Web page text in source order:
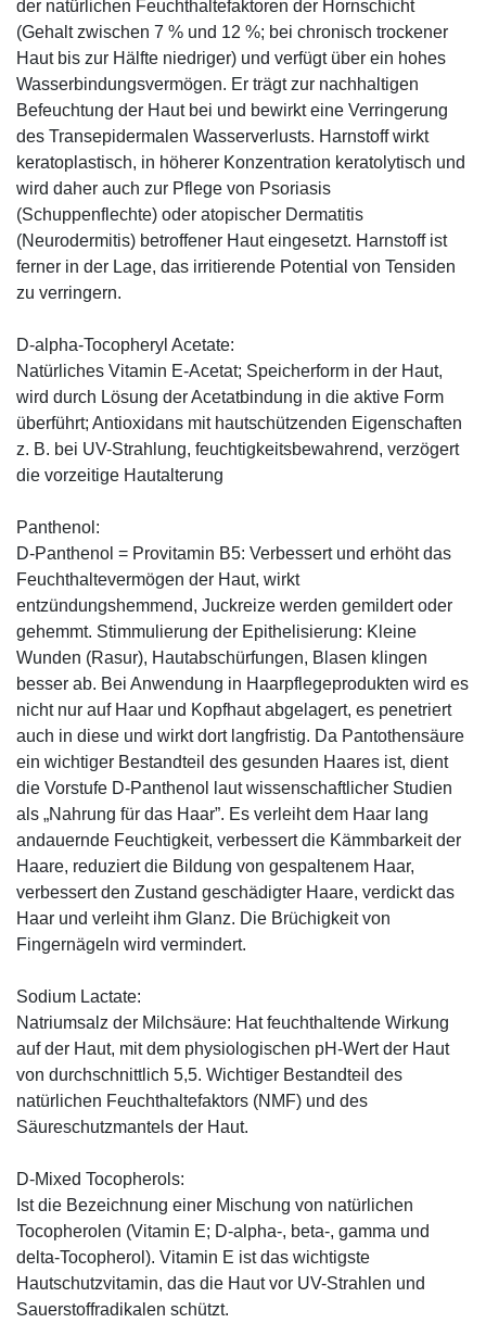
der natürlichen Feuchthaltefaktoren der Hornschicht
(Gehalt zwischen 7 % und 12 %; bei chronisch trockener
Haut bis zur Hälfte niedriger) und verfügt über ein hohes
Wasserbindungsvermögen. Er trägt zur nachhaltigen
Befeuchtung der Haut bei und bewirkt eine Verringerung
des Transepidermalen Wasserverlusts. Harnstoff wirkt
keratoplastisch, in höherer Konzentration keratolytisch und
wird daher auch zur Pflege von Psoriasis
(Schuppenflechte) oder atopischer Dermatitis
(Neurodermitis) betroffener Haut eingesetzt. Harnstoff ist
ferner in der Lage, das irritierende Potential von Tensiden
zu verringern.
D-alpha-Tocopheryl Acetate:
Natürliches Vitamin E-Acetat; Speicherform in der Haut,
wird durch Lösung der Acetatbindung in die aktive Form
überführt; Antioxidans mit hautschützenden Eigenschaften
z. B. bei UV-Strahlung, feuchtigkeitsbewahrend, verzögert
die vorzeitige Hautalterung
Panthenol:
D-Panthenol = Provitamin B5: Verbessert und erhöht das
Feuchthaltevermögen der Haut, wirkt
entzündungshemmend, Juckreize werden gemildert oder
gehemmt. Stimmulierung der Epithelisierung: Kleine
Wunden (Rasur), Hautabschürfungen, Blasen klingen
besser ab. Bei Anwendung in Haarpflegeprodukten wird es
nicht nur auf Haar und Kopfhaut abgelagert, es penetriert
auch in diese und wirkt dort langfristig. Da Pantothensäure
ein wichtiger Bestandteil des gesunden Haares ist, dient
die Vorstufe D-Panthenol laut wissenschaftlicher Studien
als „Nahrung für das Haar”. Es verleiht dem Haar lang
andauernde Feuchtigkeit, verbessert die Kämmbarkeit der
Haare, reduziert die Bildung von gespaltenem Haar,
verbessert den Zustand geschädigter Haare, verdickt das
Haar und verleiht ihm Glanz. Die Brüchigkeit von
Fingernägeln wird vermindert.
Sodium Lactate:
Natriumsalz der Milchsäure: Hat feuchthaltende Wirkung
auf der Haut, mit dem physiologischen pH-Wert der Haut
von durchschnittlich 5,5. Wichtiger Bestandteil des
natürlichen Feuchthaltefaktors (NMF) und des
Säureschutzmantels der Haut.
D-Mixed Tocopherols:
Ist die Bezeichnung einer Mischung von natürlichen
Tocopherolen (Vitamin E; D-alpha-, beta-, gamma und
delta-Tocopherol). Vitamin E ist das wichtigste
Hautschutzvitamin, das die Haut vor UV-Strahlen und
Sauerstoffradikalen schützt.